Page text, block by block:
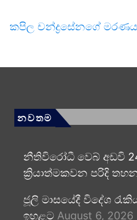
කපිල චන්ද්‍රසේනගේ
නවතම
නීතිවිරෝධී වෙබ් අඩවි
ක්‍රියාත්මකවන පරිදි
ජූලි මාසයේදී විදේශ
ඉහළට August 6, 2026